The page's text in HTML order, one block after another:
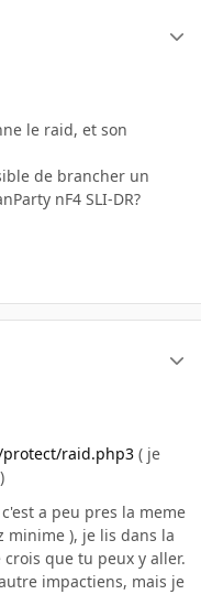
le raid, et son
de brancher un
nF4 SLI-DR?
raid.php3 ( je
)
a peu pres la meme
minime ), je lis dans la
que tu peux y aller.
impactiens, mais je